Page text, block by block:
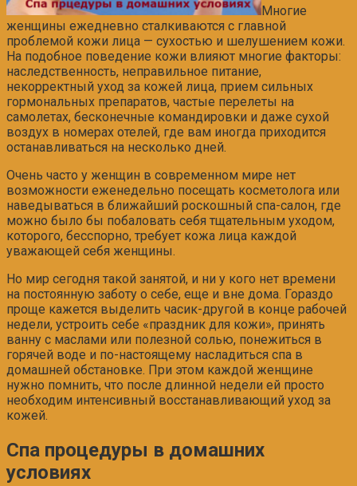
Многие
женщины ежедневно сталкиваются с главной
проблемой кожи лица — сухостью и шелушением кожи.
На подобное поведение кожи влияют многие факторы:
наследственность, неправильное питание,
некорректный уход за кожей лица, прием сильных
гормональных препаратов, частые перелеты на
самолетах, бесконечные командировки и даже сухой
воздух в номерах отелей, где вам иногда приходится
останавливаться на несколько дней.
Очень часто у женщин в современном мире нет
возможности еженедельно посещать косметолога или
наведываться в ближайший роскошный спа-салон, где
можно было бы побаловать себя тщательным уходом,
которого, бесспорно, требует кожа лица каждой
уважающей себя женщины.
Но мир сегодня такой занятой, и ни у кого нет времени
на постоянную заботу о себе, еще и вне дома. Гораздо
проще кажется выделить часик-другой в конце рабочей
недели, устроить себе «праздник для кожи», принять
ванну с маслами или полезной солью, понежиться в
горячей воде и по-настоящему насладиться спа в
домашней обстановке. При этом каждой женщине
нужно помнить, что после длинной недели ей просто
необходим интенсивный восстанавливающий уход за
кожей.
Спа процедуры в домашних
условиях